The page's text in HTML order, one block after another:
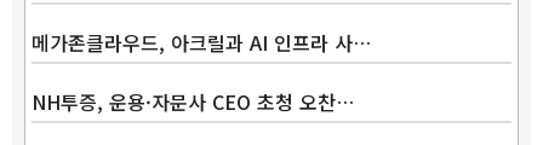
메가존클라우드, 아크릴과 AI 인프라 사…
NH투증, 운용·자문사 CEO 초청 오찬…